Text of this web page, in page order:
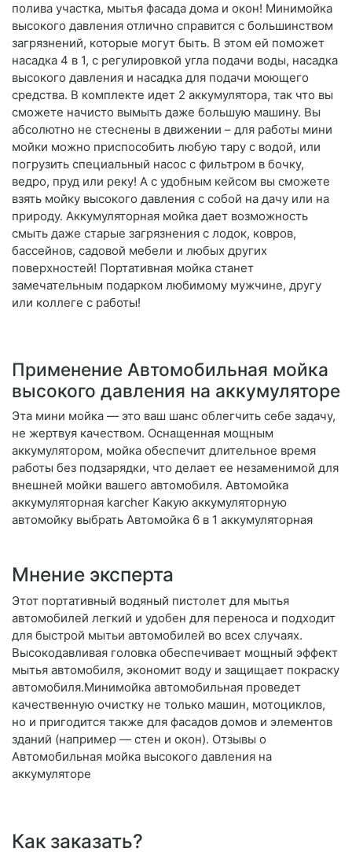
полива участка, мытья фасада дома и окон! Минимойка
высокого давления отлично справится с большинством
загрязнений, которые могут быть. В этом ей поможет
насадка 4 в 1, с регулировкой угла подачи воды, насадка
высокого давления и насадка для подачи моющего
средства. В комплекте идет 2 аккумулятора, так что вы
сможете начисто вымыть даже большую машину. Вы
абсолютно не стеснены в движении – для работы мини
мойки можно приспособить любую тару с водой, или
погрузить специальный насос с фильтром в бочку,
ведро, пруд или реку! А с удобным кейсом вы сможете
взять мойку высокого давления с собой на дачу или на
природу. Аккумуляторная мойка дает возможность
смыть даже старые загрязнения с лодок, ковров,
бассейнов, садовой мебели и любых других
поверхностей! Портативная мойка станет
замечательным подарком любимому мужчине, другу
или коллеге с работы!
Применение Автомобильная мойка
высокого давления на аккумуляторе
Эта мини мойка — это ваш шанс облегчить себе задачу,
не жертвуя качеством. Оснащенная мощным
аккумулятором, мойка обеспечит длительное время
работы без подзарядки, что делает ее незаменимой для
внешней мойки вашего автомобиля. Автомойка
аккумуляторная karcher Какую аккумуляторную
автомойку выбрать Автомойка 6 в 1 аккумуляторная
Мнение эксперта
Этот портативный водяный пистолет для мытья
автомобилей легкий и удобен для переноса и подходит
для быстрой мытьи автомобилей во всех случаях.
Высокодавливая головка обеспечивает мощный эффект
мытья автомобиля, экономит воду и защищает покраску
автомобиля.Минимойка автомобильная проведет
качественную очистку не только машин, мотоциклов,
но и пригодится также для фасадов домов и элементов
зданий (например — стен и окон). Отзывы о
Автомобильная мойка высокого давления на
аккумуляторе
Как заказать?